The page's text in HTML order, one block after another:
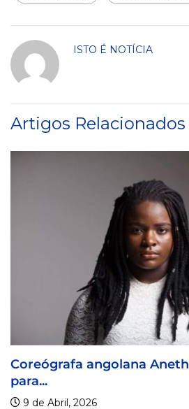
ISTO É NOTÍCIA
Artigos Relacionados
Aneth Silva em Abidjan